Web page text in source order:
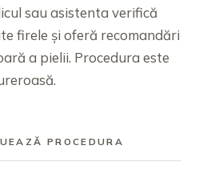
sau asistenta verifică
firele și oferă recomandări
a pielii. Procedura este
PROCEDURA